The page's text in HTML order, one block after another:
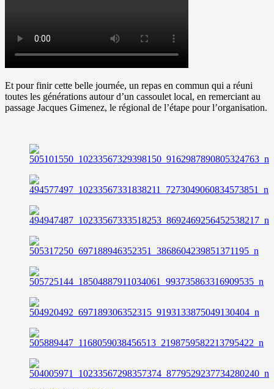
Et pour finir cette belle journée, un repas en commun qui a réuni
toutes les générations autour d’un cassoulet local, en remerciant au
passage Jacques Gimenez, le régional de l’étape pour l’organisation.